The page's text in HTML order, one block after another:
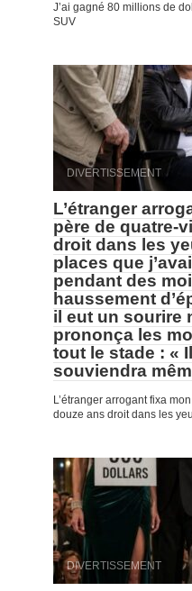
J’ai gagné 80 millions de
SUV
DIVERTISSEMENT
L’étranger
père de quatre-
droit dans les
places que
pendant des
haussement
il eut un sourire
prononça les
tout le stade : «
souviendra
L’étranger arrogant fixa
douze ans droit dans les
DIVERTISSEMENT